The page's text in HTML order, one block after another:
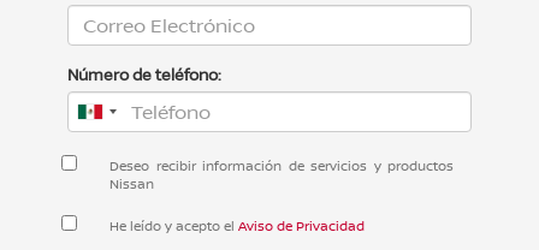
Número de teléfono:
Deseo recibir información de servicios y productos
Nissan
He leído y acepto el Aviso de Privacidad